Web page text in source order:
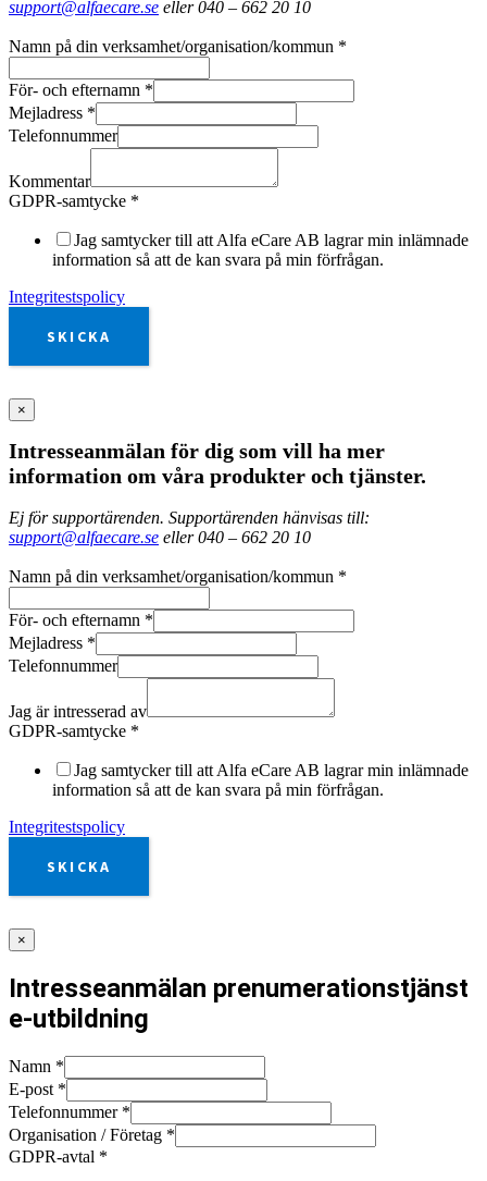
support@alfaecare.se eller 040 – 662 20 10
Namn på din verksamhet/organisation/kommun *
För- och efternamn *
Mejladress *
Telefonnummer
Kommentar
GDPR-samtycke *
Jag samtycker till att Alfa eCare AB lagrar min inlämnade
information så att de kan svara på min förfrågan.
Integritestspolicy
SKICKA
×
Intresseanmälan för dig som vill ha mer
information om våra produkter och tjänster.
Ej för supportärenden. Supportärenden hänvisas till:
support@alfaecare.se eller 040 – 662 20 10
Namn på din verksamhet/organisation/kommun *
För- och efternamn *
Mejladress *
Telefonnummer
Jag är intresserad av
GDPR-samtycke *
Jag samtycker till att Alfa eCare AB lagrar min inlämnade
information så att de kan svara på min förfrågan.
Integritestspolicy
SKICKA
×
Intresseanmälan prenumerationstjänst
e-utbildning
Namn *
E-post *
Telefonnummer *
Organisation / Företag *
GDPR-avtal *